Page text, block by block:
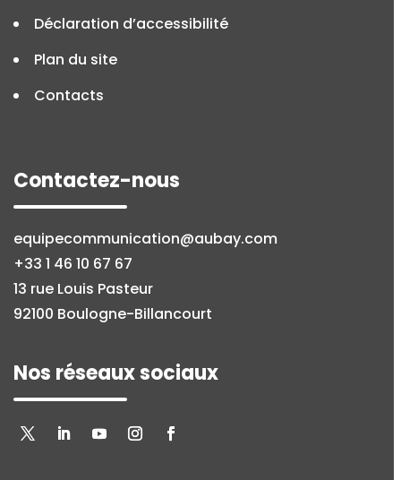
Déclaration d’accessibilité
Plan du site
Contacts
Contactez-nous
equipecommunication@aubay.com
+33 1 46 10 67 67
13 rue Louis Pasteur
92100 Boulogne-Billancourt
Nos réseaux sociaux